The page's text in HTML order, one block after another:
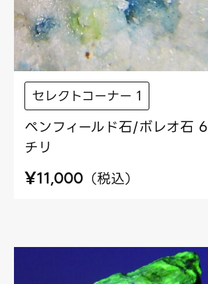
セレクトコーナー 1
ペンフィールド石/ボレオ石 6
チリ
¥11,000 （税込）